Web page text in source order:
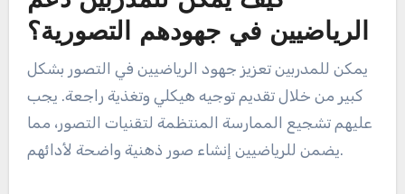
الرياضيين في جهودهم التصورية؟
يمكن للمدربين تعزيز جهود الرياضيين في التصور بشكل
كبير من خلال تقديم توجيه هيكلي وتغذية راجعة. يجب
عليهم تشجيع الممارسة المنتظمة لتقنيات التصور، مما
يضمن للرياضيين إنشاء صور ذهنية واضحة لأدائهم.